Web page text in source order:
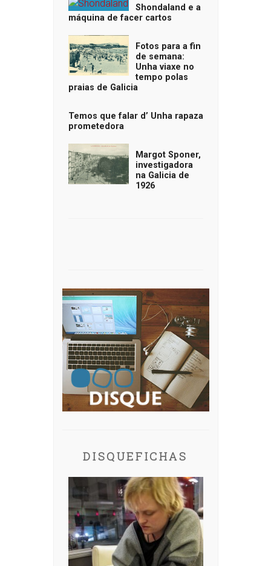
Shondaland e a
máquina de facer cartos
Fotos para a fin
de semana:
Unha viaxe no
tempo polas
praias de Galicia
Temos que falar d’ Unha rapaza
prometedora
Margot Sponer,
investigadora
na Galicia de
1926
DISQUEFICHAS